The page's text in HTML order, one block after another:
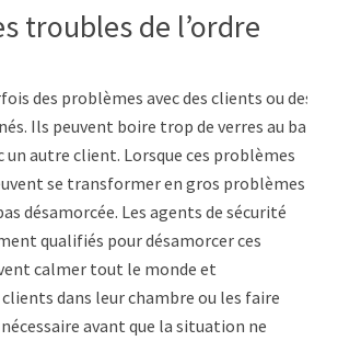
troubles de l’ordre
des problèmes avec des clients ou des
Ils peuvent boire trop de verres au bar
un autre client. Lorsque ces problèmes
se transformer en gros problèmes si
désamorcée. Les agents de sécurité
qualifiés pour désamorcer ces
calmer tout le monde et
dans leur chambre ou les faire
avant que la situation ne